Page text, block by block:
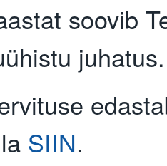
soovib
juhatus.
SIIN.